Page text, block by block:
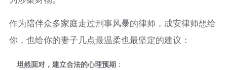
作为陪伴众多家庭走过刑事风暴的律师，成安律师想给
你，也给你的妻子几点最温柔也最坚定的建议：
坦然面对，建立合法的心理预期：